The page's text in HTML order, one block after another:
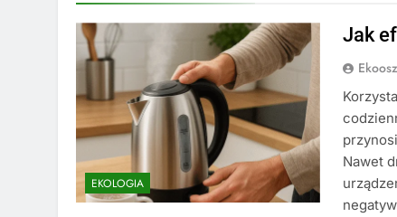
EKOLOGIA
Jak
Nawet